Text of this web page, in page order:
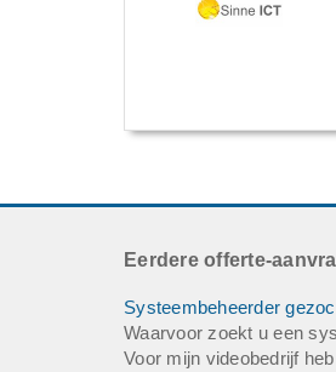
Eerdere offerte-
Systeembeheerder
Waarvoor zoekt u een
Voor mijn videobedrijf